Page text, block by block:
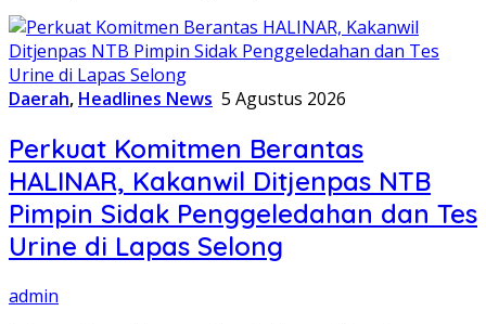
Daerah, Headlines News 5 Agustus 2026
Perkuat Komitmen Berantas
HALINAR, Kakanwil Ditjenpas NTB
Pimpin Sidak Penggeledahan dan Tes
Urine di Lapas Selong
admin